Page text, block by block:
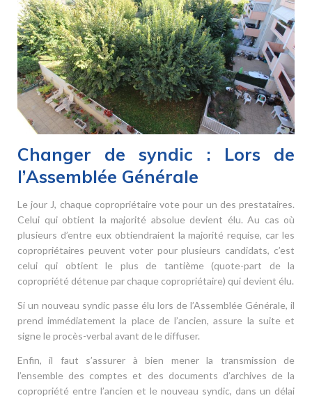
Changer de syndic : Lors de
l’Assemblée Générale
Le jour J, chaque copropriétaire vote pour un des prestataires.
Celui qui obtient la majorité absolue devient élu. Au cas où
plusieurs d’entre eux obtiendraient la majorité requise, car les
copropriétaires peuvent voter pour plusieurs candidats, c’est
celui qui obtient le plus de tantième (quote-part de la
copropriété détenue par chaque copropriétaire) qui devient élu.
Si un nouveau syndic passe élu lors de l’Assemblée Générale, il
prend immédiatement la place de l’ancien, assure la suite et
signe le procès-verbal avant de le diffuser.
Enfin, il faut s’assurer à bien mener la transmission de
l’ensemble des comptes et des documents d’archives de la
copropriété entre l’ancien et le nouveau syndic, dans un délai